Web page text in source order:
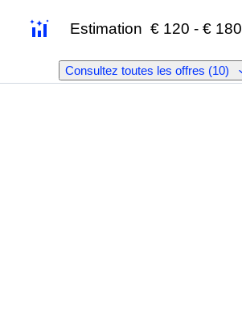
Estimation € 120 - € 180
Consultez toutes les offres (10)